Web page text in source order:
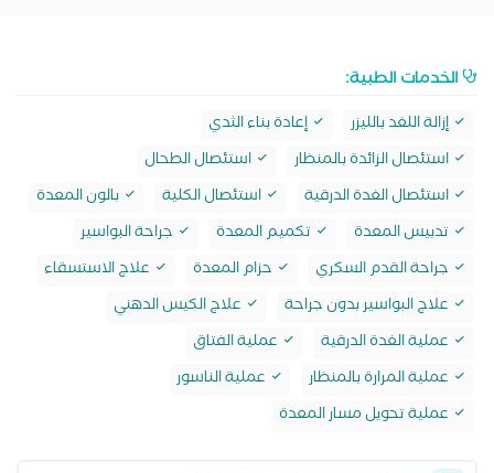
الخدمات الطبية:
إزالة اللغد بالليزر
إعادة بناء الثدي
استئصال الزائدة بالمنظار
استئصال الطحال
استئصال الغدة الدرقية
استئصال الكلية
بالون المعدة
تدبيس المعدة
تكميم المعدة
جراحة البواسير
جراحة القدم السكري
حزام المعدة
علاج الاستسقاء
علاج البواسير بدون جراحة
علاج الكيس الدهني
عملية الغدة الدرقية
عملية الفتاق
عملية المرارة بالمنظار
عملية الناسور
عملية تحويل مسار المعدة